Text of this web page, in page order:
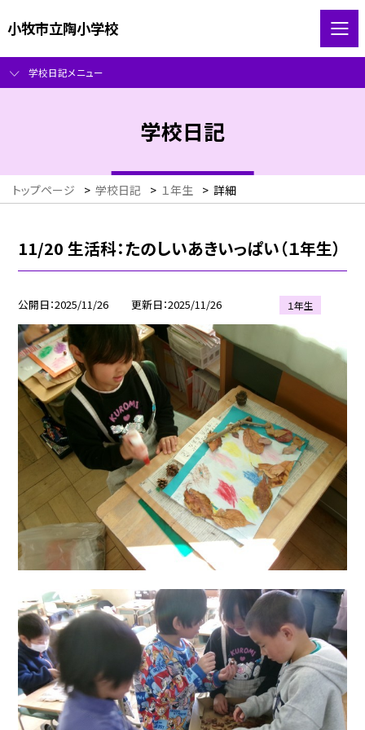
小牧市立陶小学校
学校日記メニュー
学校日記
トップページ > 学校日記 > １年生 > 詳細
11/20 生活科：たのしいあきいっぱい（１年生）
公開日 2025/11/26 更新日 2025/11/26 １年生